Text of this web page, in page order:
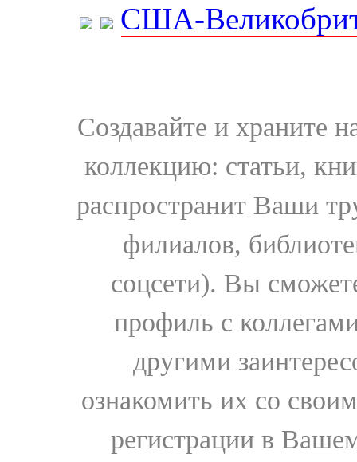
США-
Создавайте и храните
коллекцию: статьи,
распространит Ваши
филиалов,
соцсети). Вы
профиль с
другими
ознакомить их со
регистрации в